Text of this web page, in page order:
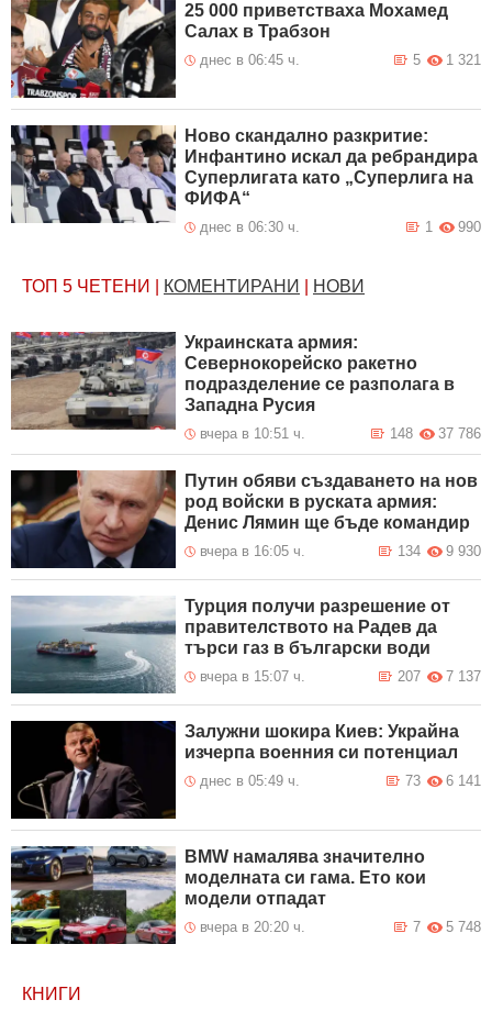
25 000 приветстваха Мохамед
Салах в Трабзон
днес в 06:45 ч. 1 321
5
Ново скандално разкритие:
Инфантино искал да ребрандира
Суперлигата като „Суперлига на
ФИФА“
днес в 06:30 ч. 990
1
ТОП 5 ЧЕТЕНИ КОМЕНТИРАНИ НОВИ
Украинската армия:
Севернокорейско ракетно
подразделение се разполага в
Западна Русия
вчера в 10:51 ч. 37 786
148
Путин обяви създаването на нов
род войски в руската армия:
Денис Лямин ще бъде командир
вчера в 16:05 ч. 9 930
134
Турция получи разрешение от
правителството на Радев да
търси газ в български води
вчера в 15:07 ч. 7 137
207
Залужни шокира Киев: Украйна
изчерпа военния си потенциал
днес в 05:49 ч. 6 141
73
BMW намалява значително
моделната си гама. Ето кои
модели отпадат
вчера в 20:20 ч. 5 748
7
КНИГИ